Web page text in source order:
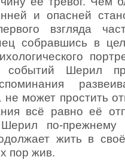
и опасней
взгляда
собравшись в
событий Шерил
не может простить
всё равно её
по-
жить в
пор жив.